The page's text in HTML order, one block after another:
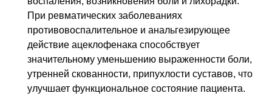
При ревматических заболеваниях
противовоспалительное и анальгезирующее
действие ацеклофенака способствует
значительному уменьшению выраженности боли,
утренней скованности, припухлости суставов, что
улучшает функциональное состояние пациента.